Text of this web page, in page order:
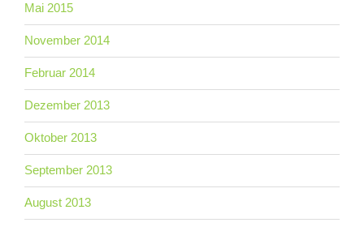
Mai 2015
November 2014
Februar 2014
Dezember 2013
Oktober 2013
September 2013
August 2013